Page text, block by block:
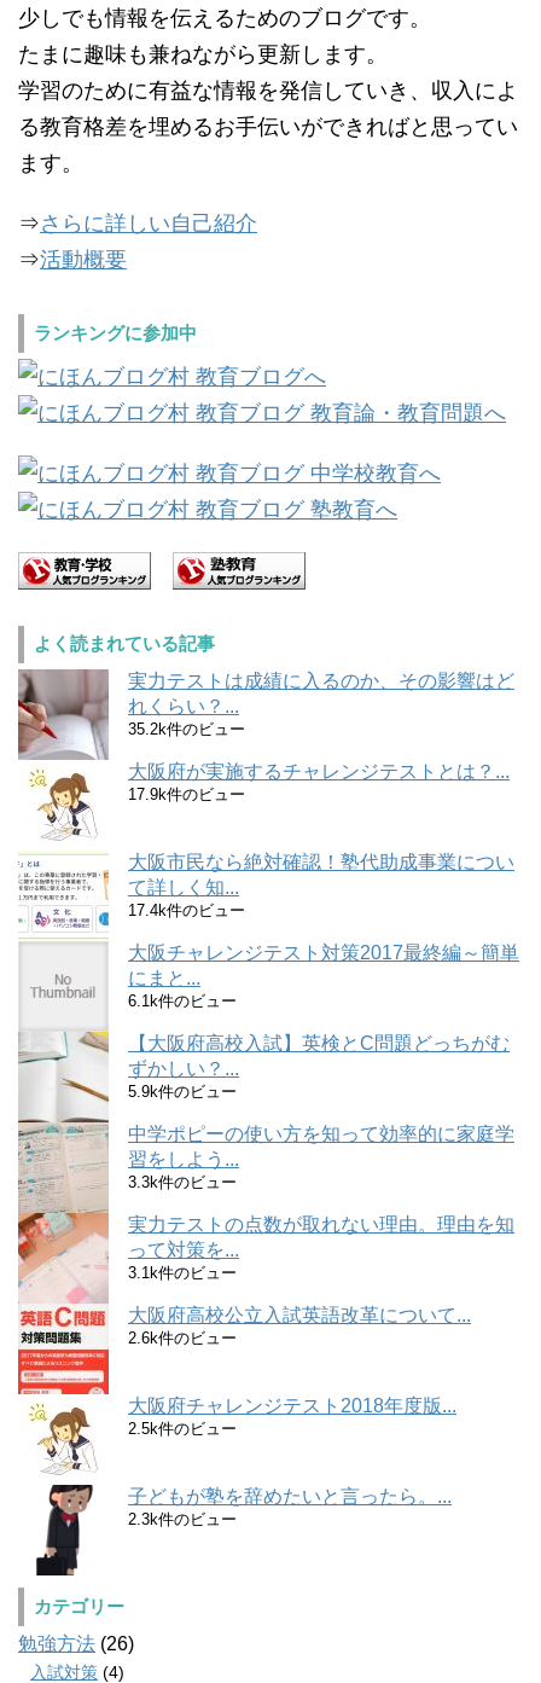
少しでも情報を伝えるためのブログです。
たまに趣味も兼ねながら更新します。
学習のために有益な情報を発信していき、収入によ
る教育格差を埋めるお手伝いができればと思ってい
ます。
⇒さらに詳しい自己紹介
⇒活動概要
ランキングに参加中
よく読まれている記事
実力テストは成績に入るのか、その影響はど
れくらい？...
35.2k件のビュー
大阪府が実施するチャレンジテストとは？...
17.9k件のビュー
大阪市民なら絶対確認！塾代助成事業につい
て詳しく知...
17.4k件のビュー
大阪チャレンジテスト対策2017最終編～簡単
にまと...
6.1k件のビュー
【大阪府高校入試】英検とC問題どっちがむ
ずかしい？...
5.9k件のビュー
中学ポピーの使い方を知って効率的に家庭学
習をしよう...
3.3k件のビュー
実力テストの点数が取れない理由。理由を知
って対策を...
3.1k件のビュー
大阪府高校公立入試英語改革について...
2.6k件のビュー
大阪府チャレンジテスト2018年度版...
2.5k件のビュー
子どもが塾を辞めたいと言ったら。...
2.3k件のビュー
カテゴリー
勉強方法 (26)
入試対策 (4)